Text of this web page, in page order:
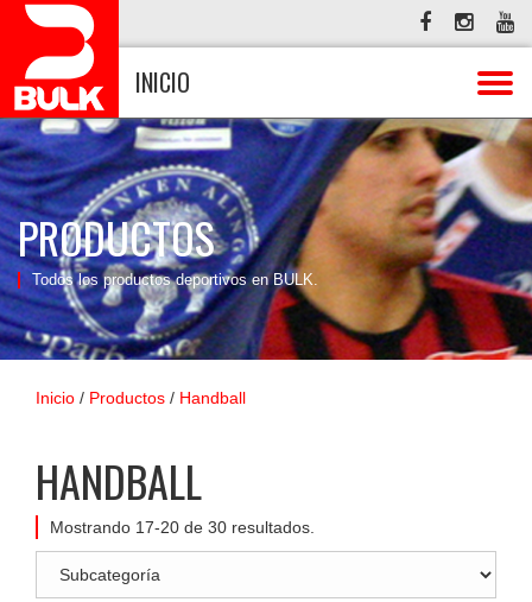
INICIO
PRODUCTOS
Todos los productos deportivos en BULK.
Inicio / Productos / Handball
HANDBALL
Mostrando 17-20 de 30 resultados.